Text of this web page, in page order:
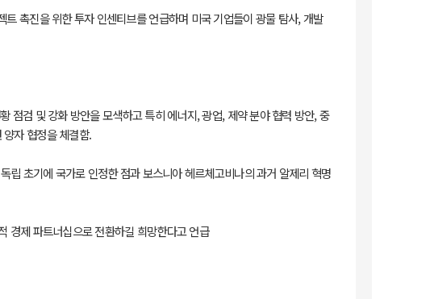
촉진을 위한 투자 인센티브를 언급하며 미국 기업들이 광물 탐사, 개발
검 및 강화 방안을 모색하고 특히 에너지, 광업, 제약 분야 협력 방안, 중
자 협정을 체결함.
초기에 국가로 인정한 점과 보스니아 헤르체고비나의 과거 알제리 혁명
경제 파트너십으로 전환하길 희망한다고 언급